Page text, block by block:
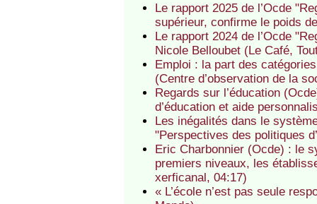
Le rapport 2025 de l’Ocde
supérieur, confirme le poids
Le rapport 2024 de l’Ocde
Nicole Belloubet (Le Café,
Emploi : la part des
(Centre d’observation de la
Regards sur l’éducation
d’éducation et aide
Les inégalités dans le
"Perspectives des politiques
Eric Charbonnier (Ocde) : le
premiers niveaux, les
xerficanal, 04:17)
« L’école n’est pas seule